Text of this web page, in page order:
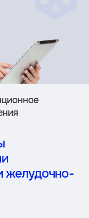
желудочно-